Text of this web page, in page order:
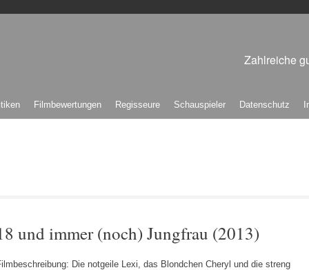
Zahlreiche
Filmbewertungen Regisseure Schauspieler Datenschutz
und immer (noch) Jungfrau (2013)
Die notgeile Lexi, das Blondchen Cheryl und die streng